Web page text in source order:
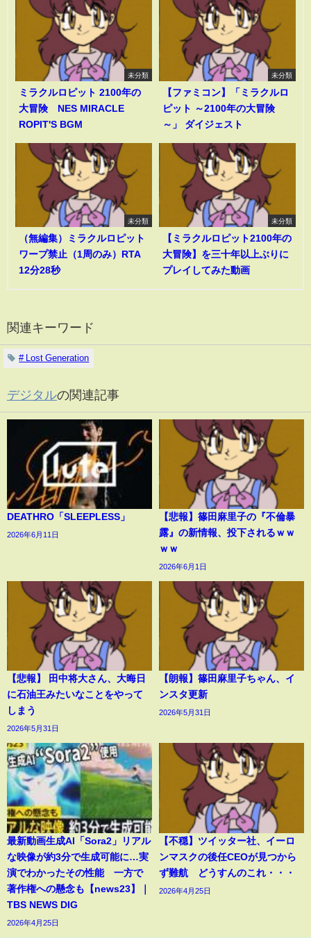
未分類
ミラクルロピット 2100年の
大冒険 NES MIRACLE
ROPIT'S BGM
未分類
【ファミコン】「ミラクルロ
ピット ～2100年の大冒険
～」 ダイジェスト
未分類
（無編集）ミラクルロピット
ワープ禁止（1周のみ）RTA
12分28秒
未分類
【ミラクルロピット2100年の
大冒険】を三十年以上ぶりに
プレイしてみた動画
関連キーワード
# Lost Generation
デジタルの関連記事
DEATHRO「SLEEPLESS」
2026年6月11日
【悲報】篠田麻里子の『不倫暴
露』の新情報、投下されるｗｗ
ｗｗ
2026年6月1日
【悲報】 田中将大さん、大晦日
に石油王みたいなことをやって
しまう
2026年5月31日
【朗報】篠田麻里子ちゃん、イ
ンスタ更新
2026年5月31日
最新動画生成AI「Sora2」リアル
な映像が約3分で生成可能に…実
演でわかったその性能 一方で
著作権への懸念も【news23】｜
TBS NEWS DIG
2026年4月25日
【不穏】ツイッター社、イーロ
ンマスクの後任CEOが見つから
ず難航 どうすんのこれ・・・
2026年4月25日